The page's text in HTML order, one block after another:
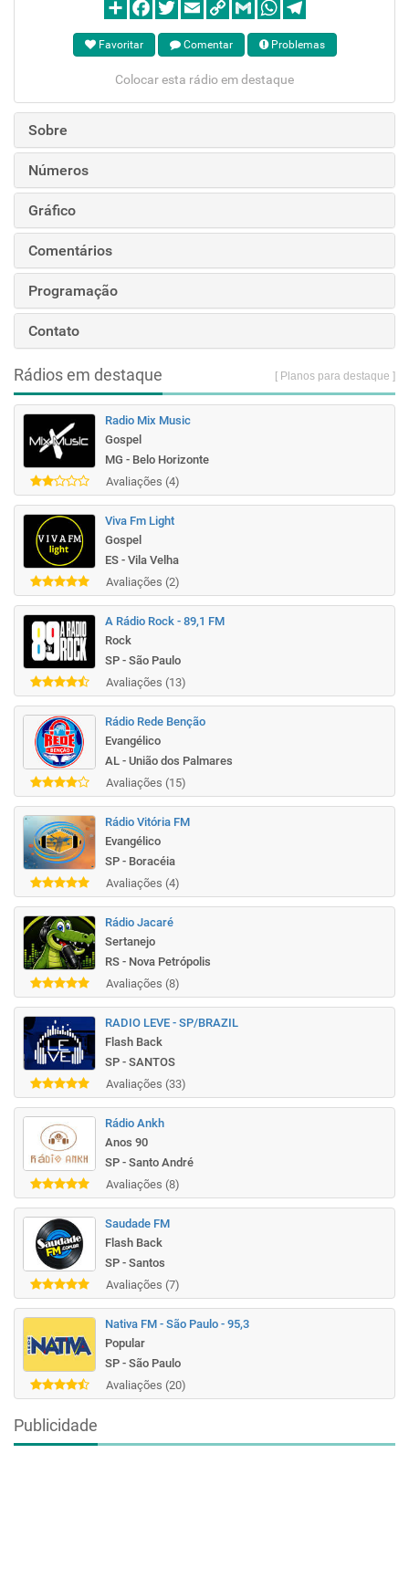
Favoritar Comentar Problemas
Colocar esta rádio em destaque
Sobre
Números
Gráfico
Comentários
Programação
Contato
Rádios em destaque [ Planos para destaque ]
Radio Mix Music
Gospel
MG - Belo Horizonte
Avaliações (4)
Viva Fm Light
Gospel
ES - Vila Velha
Avaliações (2)
A Rádio Rock - 89,1 FM
Rock
SP - São Paulo
Avaliações (13)
Rádio Rede Benção
Evangélico
AL - União dos Palmares
Avaliações (15)
Rádio Vitória FM
Evangélico
SP - Boracéia
Avaliações (4)
Rádio Jacaré
Sertanejo
RS - Nova Petrópolis
Avaliações (8)
RADIO LEVE - SP/BRAZIL
Flash Back
SP - SANTOS
Avaliações (33)
Rádio Ankh
Anos 90
SP - Santo André
Avaliações (8)
Saudade FM
Flash Back
SP - Santos
Avaliações (7)
Nativa FM - São Paulo - 95,3
Popular
SP - São Paulo
Avaliações (20)
Publicidade